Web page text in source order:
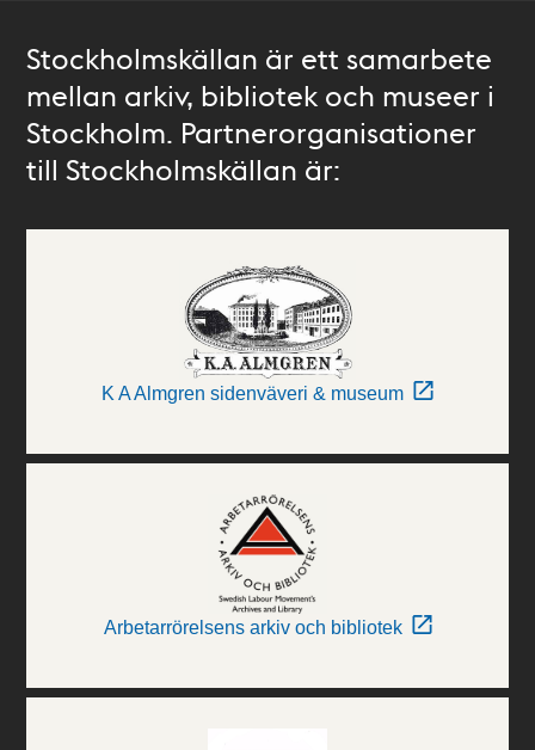
Stockholmskällan är ett samarbete
mellan arkiv, bibliotek och museer i
Stockholm. Partnerorganisationer
till Stockholmskällan är:
K A Almgren sidenväveri & museum
Arbetarrörelsens arkiv och bibliotek